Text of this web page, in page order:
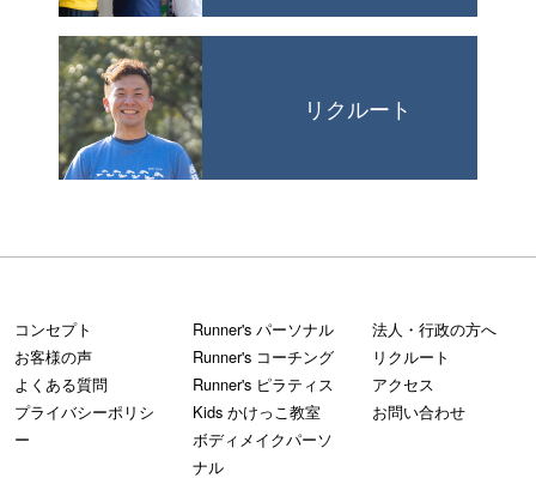
リクルート
コンセプト
お客様の声
よくある質問
プライバシーポリシ
ー
Runner's パーソナル
Runner's コーチング
Runner's ピラティス
Kids かけっこ教室
ボディメイクパーソ
ナル
法人・行政の方へ
リクルート
アクセス
お問い合わせ